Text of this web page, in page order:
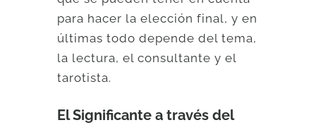
para hacer la elección final, y en
últimas todo depende del tema,
la lectura, el consultante y el
tarotista.
El Significante a través del